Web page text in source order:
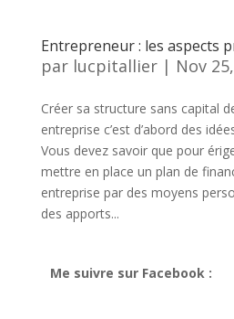
Entrepreneur : les aspects
par lucpitallier| Nov
Créer sa structure sans capital
entreprise c’est d’abord des
Vous devez savoir que pour
mettre en place un plan de
entreprise par des moyens
des apports...
Me suivre sur Facebook :